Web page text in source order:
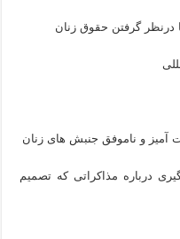
درنظر گرفتن حقوق زنان
آمیز و ناموفق جنبش های زنان
درباره مذاکراتی که تصمیم